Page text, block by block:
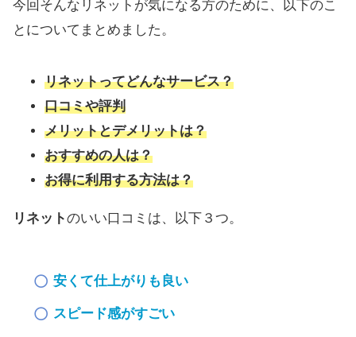
今回そんなリネットが気になる方のために、以下のこ
とについてまとめました。
リネットってどんなサービス？
口コミや評判
メリットとデメリットは？
おすすめの人は？
お得に利用する方法は？
リネットのいい口コミは、以下３つ。
安くて仕上がりも良い
スピード感がすごい